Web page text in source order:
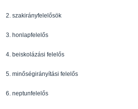
2. szakirányfelel ősök
3. honlapfelel ős
4. beiskolázási felel ős
5. minőségirányítási felel ős
6. neptunfelel ős